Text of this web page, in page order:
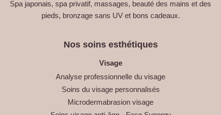
Spa japonais, spa privatif, massages, beauté des mains et des
pieds, bronzage sans UV et bons cadeaux.
Nos soins esthétiques
Visage
Analyse professionnelle du visage
Soins du visage personnalisés
Microdermabrasion visage